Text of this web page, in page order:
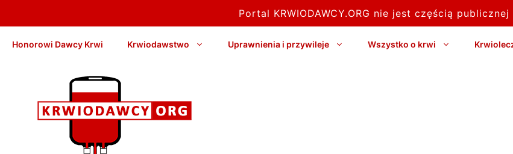
Portal KRWIODAWCY.ORG nie jest częścią publicznej
Honorowi Dawcy Krwi Krwiodawstwo Uprawnienia i przywileje Wszystko o krwi